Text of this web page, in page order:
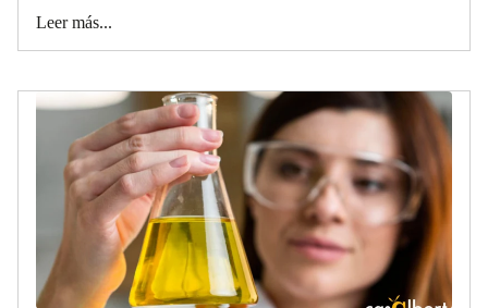
Leer más...